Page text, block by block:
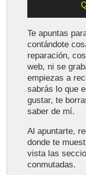
Te apuntas
contándote
reparación,
web, ni se
empiezas a
sabrás lo que
gustar, te
saber de mí.
Al apuntarte,
donde te
vista las
conmutadas.